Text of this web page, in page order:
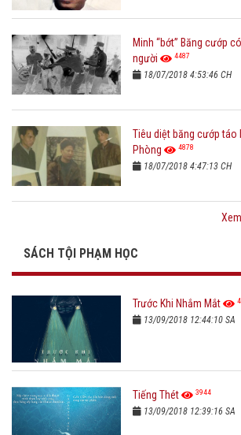
Minh “bớt” Băng cướp
người
4487
18/07/2018 4:53:46 CH
Tiêu diệt băng cướp táo
Phòng
4878
18/07/2018 4:47:13 CH
SÁCH TỘI PHẠM HỌC
Trước Khi Nhắm Mắt
13/09/2018 12:44:10 SA
Tiếng Thét 3944
13/09/2018 12:39:16 SA